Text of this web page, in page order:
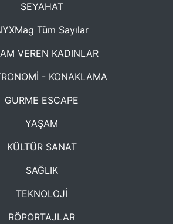
SEYAHAT
Tüm Sayılar
VEREN KADINLAR
- KONAKLAMA
GURME ESCAPE
YAŞAM
KÜLTÜR SANAT
SAĞLIK
TEKNOLOJİ
RÖPORTAJLAR